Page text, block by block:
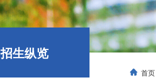
招生纵览
首页